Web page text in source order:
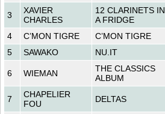
3
XAVIER
CHARLES
12 CLARINETS IN
A FRIDGE
4 C’MON TIGRE C’MON TIGRE
5
SAWAKO NU.IT
6 WIEMAN
THE CLASSICS
ALBUM
7
CHAPELIER
FOU
DELTAS